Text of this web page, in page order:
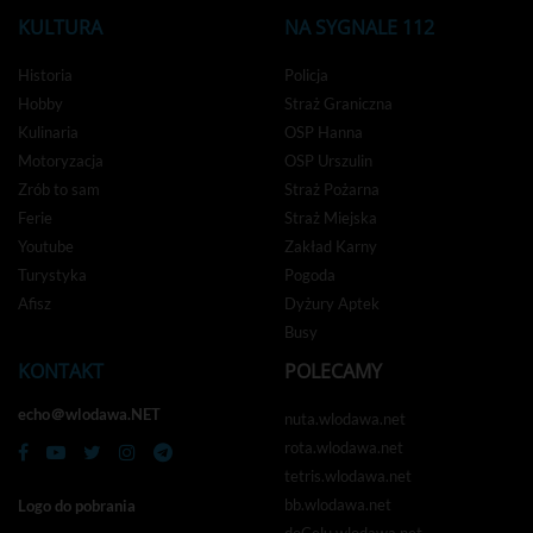
KULTURA
Historia
Hobby
Kulinaria
Motoryzacja
Zrób to sam
Ferie
Youtube
Turystyka
Afisz
NA SYGNALE 112
Policja
Straż Graniczna
OSP Hanna
OSP Urszulin
Straż Pożarna
Straż Miejska
Zakład Karny
Pogoda
Dyżury Aptek
Busy
KONTAKT
echo＠wlodawa.NET
Logo do pobrania
POLECAMY
nuta.wlodawa.net
rota.wlodawa.net
tetris.wlodawa.net
bb.wlodawa.net